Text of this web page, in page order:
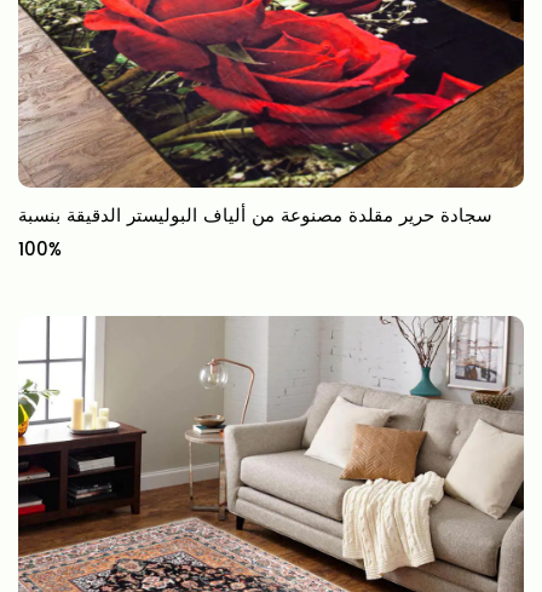
سجادة حرير مقلدة مصنوعة من ألياف البوليستر الدقيقة بنسبة
100%